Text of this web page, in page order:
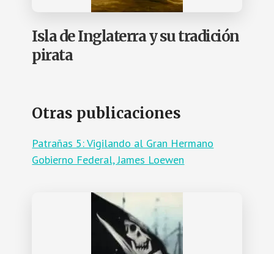
Isla de Inglaterra y su tradición
pirata
Otras publicaciones
Patrañas 5: Vigilando al Gran Hermano
Gobierno Federal, James Loewen